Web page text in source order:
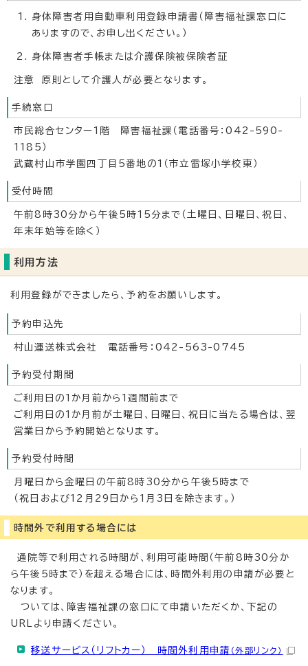
身体障害者用自動車利用登録申請書（障害福祉課窓口に
ありますので、お申し出ください。）
身体障害者手帳または介護保険被保険者証
注意 原則として介護人が必要となります。
手続窓口
市民総合センター1階 障害福祉課（電話番号：042-590-
1185）
武蔵村山市学園四丁目5番地の1（市立雷塚小学校東）
受付時間
午前8時30分から午後5時15分まで（土曜日、日曜日、祝日、
年末年始等を除く）
利用方法
利用登録ができましたら、予約をお願いします。
予約申込先
村山運送株式会社 電話番号：042-563-0745
予約受付期間
ご利用日の1か月前から1週間前まで
ご利用日の1か月前が土曜日、日曜日、祝日に当たる場合は、翌
営業日から予約開始となります。
予約受付時間
月曜日から金曜日の午前8時30分から午後5時まで
（祝日および12月29日から1月3日を除きます。）
時間外で利用する場合には
通院等で利用される時間が、利用可能時間（午前8時30分か
ら午後5時まで）を超える場合には、時間外利用の申請が必要と
なります。
ついては、障害福祉課の窓口にて申請いただくか、下記の
URLより申請ください。
移送サービス（リフトカー） 時間外利用申請 （外部リンク）